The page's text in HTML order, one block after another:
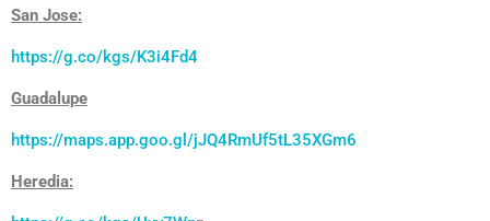
San Jose:
https://g.co/kgs/K3i4Fd4
Guadalupe
https://maps.app.goo.gl/jJQ4RmUf5tL35XGm6
Heredia: